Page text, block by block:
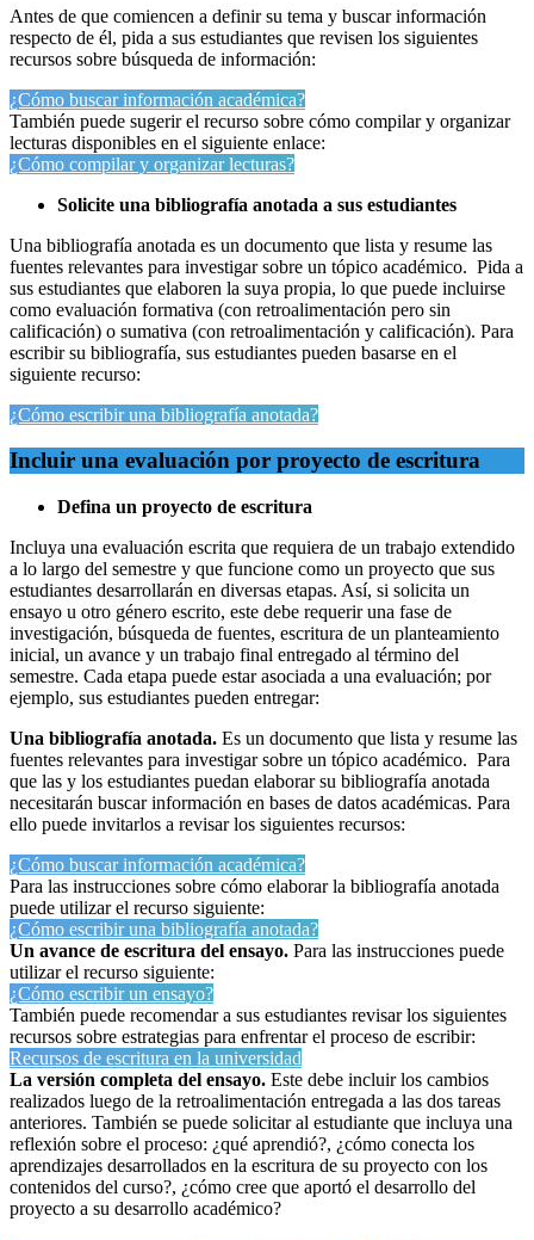
Antes de que comiencen a definir su tema y buscar información
respecto de él, pida a sus estudiantes que revisen los siguientes
recursos sobre búsqueda de información:
¿Cómo buscar información académica?
También puede sugerir el recurso sobre cómo compilar y organizar
lecturas disponibles en el siguiente enlace:
¿Cómo compilar y organizar lecturas?
Solicite una bibliografía anotada a sus estudiantes
Una bibliografía anotada es un documento que lista y resume las
fuentes relevantes para investigar sobre un tópico académico. Pida a
sus estudiantes que elaboren la suya propia, lo que puede incluirse
como evaluación formativa (con retroalimentación pero sin
calificación) o sumativa (con retroalimentación y calificación). Para
escribir su bibliografía, sus estudiantes pueden basarse en el
siguiente recurso:
¿Cómo escribir una bibliografía anotada?
Incluir una evaluación por proyecto de escritura
Defina un proyecto de escritura
Incluya una evaluación escrita que requiera de un trabajo extendido
a lo largo del semestre y que funcione como un proyecto que sus
estudiantes desarrollarán en diversas etapas. Así, si solicita un
ensayo u otro género escrito, este debe requerir una fase de
investigación, búsqueda de fuentes, escritura de un planteamiento
inicial, un avance y un trabajo final entregado al término del
semestre. Cada etapa puede estar asociada a una evaluación; por
ejemplo, sus estudiantes pueden entregar:
Una bibliografía anotada. Es un documento que lista y resume las
fuentes relevantes para investigar sobre un tópico académico. Para
que las y los estudiantes puedan elaborar su bibliografía anotada
necesitarán buscar información en bases de datos académicas. Para
ello puede invitarlos a revisar los siguientes recursos:
¿Cómo buscar información académica?
Para las instrucciones sobre cómo elaborar la bibliografía anotada
puede utilizar el recurso siguiente:
¿Cómo escribir una bibliografía anotada?
Un avance de escritura del ensayo. Para las instrucciones puede
utilizar el recurso siguiente:
¿Cómo escribir un ensayo?
También puede recomendar a sus estudiantes revisar los siguientes
recursos sobre estrategias para enfrentar el proceso de escribir:
Recursos de escritura en la universidad
La versión completa del ensayo. Este debe incluir los cambios
realizados luego de la retroalimentación entregada a las dos tareas
anteriores. También se puede solicitar al estudiante que incluya una
reflexión sobre el proceso: ¿qué aprendió?, ¿cómo conecta los
aprendizajes desarrollados en la escritura de su proyecto con los
contenidos del curso?, ¿cómo cree que aportó el desarrollo del
proyecto a su desarrollo académico?